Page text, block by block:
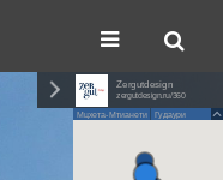
Zergutdesign
zergutdesign.ru/360
Мцхета-Мтианети Гудаури